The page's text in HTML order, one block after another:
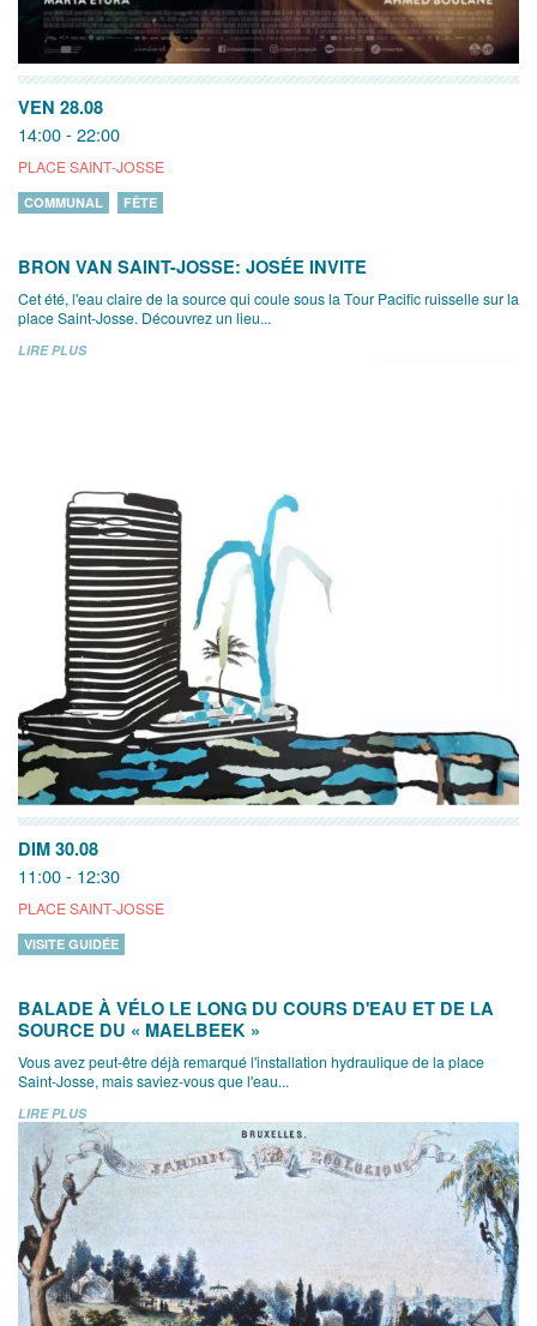
VEN 28.08
14:00 - 22:00
PLACE SAINT-JOSSE
COMMUNAL FÊTE
BRON VAN SAINT-JOSSE: JOSÉE INVITE
Cet été, l'eau claire de la source qui coule sous la Tour Pacific ruisselle sur la
place Saint-Josse. Découvrez un lieu...
LIRE PLUS
DIM 30.08
11:00 - 12:30
PLACE SAINT-JOSSE
VISITE GUIDÉE
BALADE À VÉLO LE LONG DU COURS D'EAU ET DE LA
SOURCE DU « MAELBEEK »
Vous avez peut-être déjà remarqué l'installation hydraulique de la place
Saint-Josse, mais saviez-vous que l'eau...
LIRE PLUS